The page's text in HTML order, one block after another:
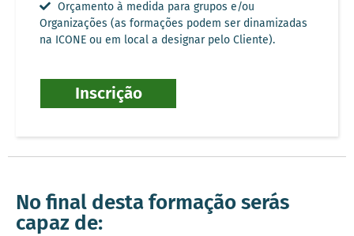
Orçamento à medida para grupos e/ou
Organizações (as formações podem ser dinamizadas
na ICONE ou em local a designar pelo Cliente).
Inscrição
No final desta formação serás
capaz de: